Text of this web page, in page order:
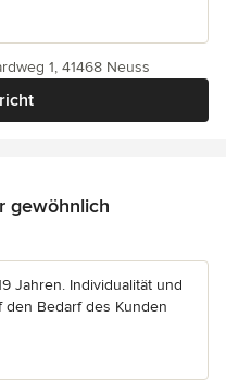
1, 41468 Neuss
gewöhnlich
5 Sternen
Jahren. Individualität und
den Bedarf des Kunden